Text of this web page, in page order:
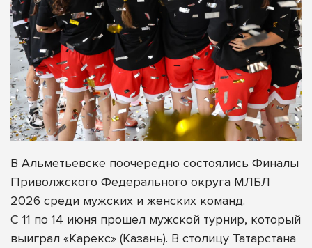
В Альметьевске поочередно состоялись Финалы
Приволжского Федерального округа МЛБЛ
2026 среди мужских и женских команд.
С 11 по 14 июня прошел мужской турнир, который
выиграл «Карекс» (Казань). В столицу Татарстана